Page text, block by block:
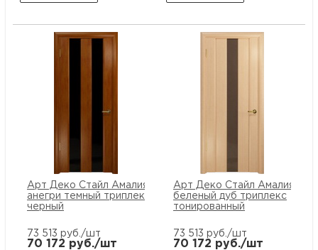
Арт Деко Стайл Амалия-2
анегри темный триплекс
черный
73 513 руб./шт
70 172 руб./шт
Арт Деко Стайл Амалия-1
беленый дуб триплекс
тонированный
73 513 руб./шт
70 172 руб./шт